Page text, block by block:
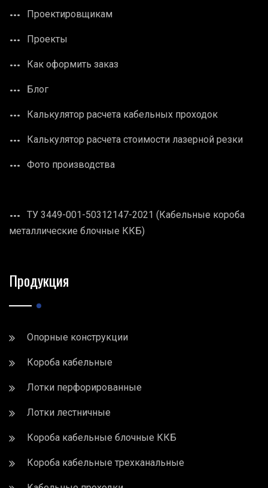
Проектировщикам
Проекты
Как оформить заказ
Блог
Калькулятор расчета кабельных проходок
Калькулятор расчета стоимости лазерной резки
Фото производства
ТУ 3449-001-50312147-2021 (Кабельные короба
металлические блочные ККБ)
Продукция
Опорные конструкции
Короба кабельные
Лотки перфорированные
Лотки лестничные
Короба кабельные блочные ККБ
Короба кабельные трехканальные